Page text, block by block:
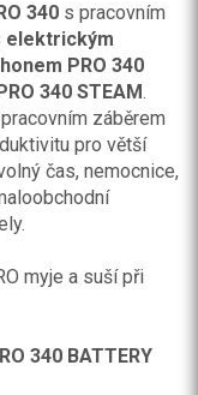
340 s pracovním
elektrickým
PRO 340
340 STEAM.
záběrem
pro větší
čas, nemocnice,
myje a suší při
340 BATTERY